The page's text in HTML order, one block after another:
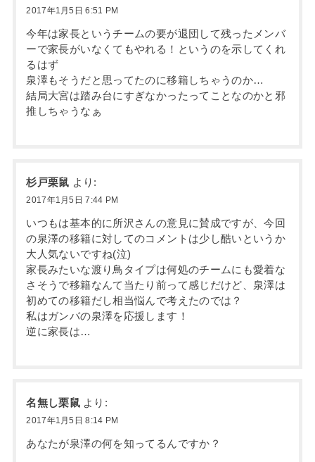
2017年1月5日 6:51 PM
今年は家長というチームの要が退団して残ったメンバ
ーで家長がいなくてもやれる！というのを示してくれ
るはず
泉澤もそうだと思ってたのに移籍しちゃうのか…
結局大宮は踏み台にすぎなかったってことなのかと邪
推しちゃうなぁ
杉戸栗鼠 より:
2017年1月5日 7:44 PM
いつもは基本的に所沢さんの意見に賛成ですが、今回
の泉澤の移籍に対してのコメントは少し酷いというか
大人気ないですね(泣)
家長みたいな渡り鳥タイプは何処のチームにも愛着な
さそうで移籍なんて当たり前って感じだけど、泉澤は
初めての移籍だし相当悩んで考えたのでは？
私はガンバの泉澤を応援します！
逆に家長は…
名無し栗鼠 より:
2017年1月5日 8:14 PM
あなたが泉澤の何を知ってるんですか？